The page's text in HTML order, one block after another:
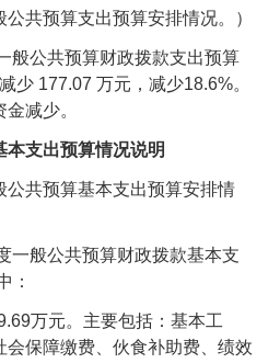
预算支出预算安排情况。）
公共预算财政拨款支出预算
少 177.07 万元，减少18.6%。
减少。
本支出预算情况说明
共预算基本支出预算安排情
般公共预算财政拨款基本支
：
万元。主要包括：基本工
会保障缴费、伙食补助费、绩效